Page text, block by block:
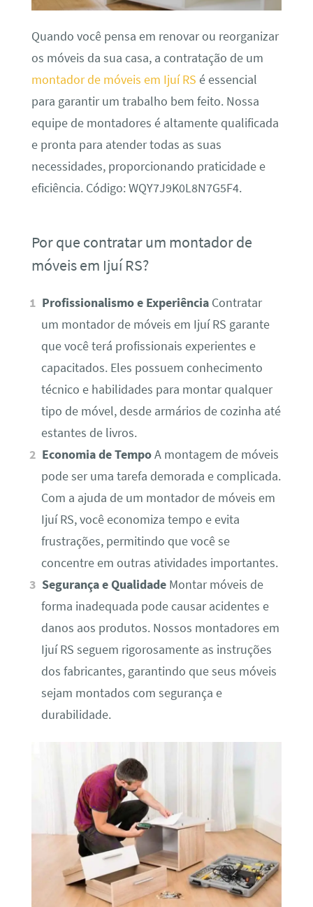
Quando você pensa em renovar ou reorganizar
os móveis da sua casa, a contratação de um
montador de móveis em Ijuí RS é essencial
para garantir um trabalho bem feito. Nossa
equipe de montadores é altamente qualificada
e pronta para atender todas as suas
necessidades, proporcionando praticidade e
eficiência. Código: WQY7J9K0L8N7G5F4.
Por que contratar um montador de
móveis em Ijuí RS?
Profissionalismo e Experiência Contratar
um montador de móveis em Ijuí RS garante
que você terá profissionais experientes e
capacitados. Eles possuem conhecimento
técnico e habilidades para montar qualquer
tipo de móvel, desde armários de cozinha até
estantes de livros.
Economia de TempoA montagem de móveis
pode ser uma tarefa demorada e complicada.
Com a ajuda de um montador de móveis em
Ijuí RS, você economiza tempo e evita
frustrações, permitindo que você se
concentre em outras atividades importantes.
Segurança e Qualidade Montar móveis de
forma inadequada pode causar acidentes e
danos aos produtos. Nossos montadores em
Ijuí RS seguem rigorosamente as instruções
dos fabricantes, garantindo que seus móveis
sejam montados com segurança e
durabilidade.